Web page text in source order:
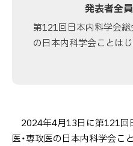
発表者全
第121回日本内科学会総
の日本内科学会ことは
2024年4月13日に第121回
医・専攻医の日本内科学会こ